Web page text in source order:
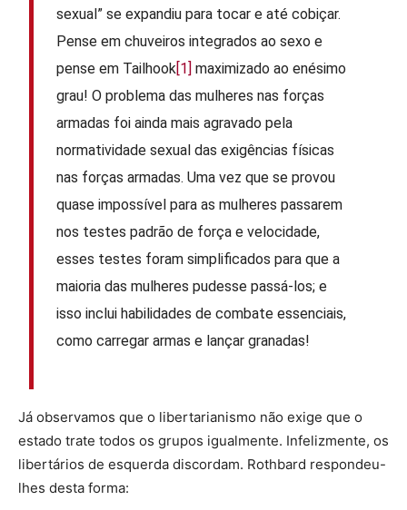
sexual” se expandiu para tocar e até cobiçar.
Pense em chuveiros integrados ao sexo e
pense em Tailhook[1] maximizado ao enésimo
grau! O problema das mulheres nas forças
armadas foi ainda mais agravado pela
normatividade sexual das exigências físicas
nas forças armadas. Uma vez que se provou
quase impossível para as mulheres passarem
nos testes padrão de força e velocidade,
esses testes foram simplificados para que a
maioria das mulheres pudesse passá-los; e
isso inclui habilidades de combate essenciais,
como carregar armas e lançar granadas!
Já observamos que o libertarianismo não exige que o
estado trate todos os grupos igualmente. Infelizmente, os
libertários de esquerda discordam. Rothbard respondeu-
lhes desta forma: